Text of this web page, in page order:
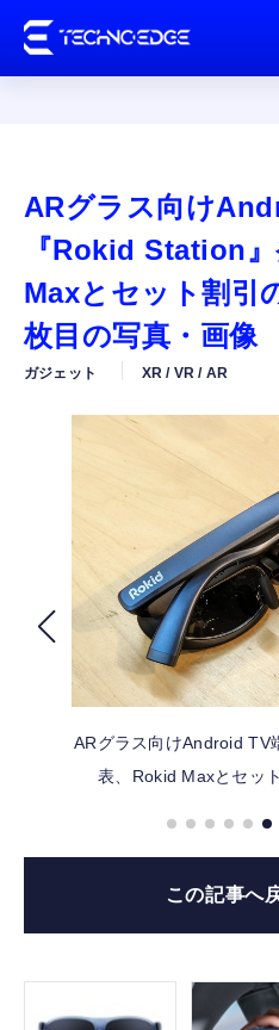
ガジ
公式
ARグラス向け
『Rokid Station
Maxとセット割引
枚目の写真・画像
ガジェット XR / VR / AR
ARグラス向けAndroid TV
表、Rokid Maxとセッ
この記事へ